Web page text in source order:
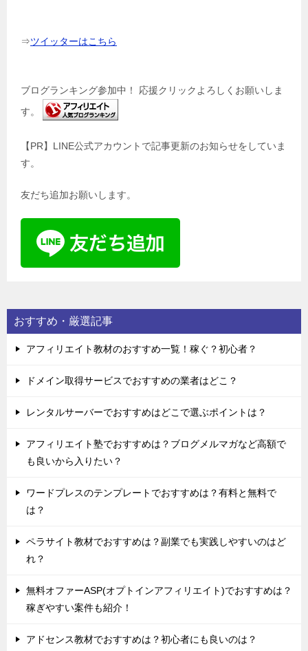
⇒ツイッターはこちら
ブログランキング参加中！ 応援クリックよろしくお願いしま
す。
【PR】LINE公式アカウントで記事更新のお知らせをしていま
す。
友だち追加お願いします。
おすすめ・厳選記事
アフィリエイト教材のおすすめ一覧！稼ぐ？初心者？
ドメイン取得サービスでおすすめの業者はどこ？
レンタルサーバーでおすすめはどこで選ぶポイントは？
アフィリエイト塾でおすすめは？ブログメルマガなど高額で
も良いから入りたい？
ワードプレスのテンプレートでおすすめは？有料と無料で
は？
ペラサイト教材でおすすめは？副業でも実践しやすいのはど
れ？
無料オファーASP(オプトインアフィリエイト)でおすすめは？
稼ぎやすい案件も紹介！
アドセンス教材でおすすめは？初心者にも良いのは？